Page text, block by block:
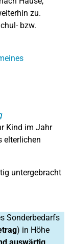
zu.
bzw.
Kind im Jahr
elterlichen
untergebracht
Sonderbedarfs
) in Höhe